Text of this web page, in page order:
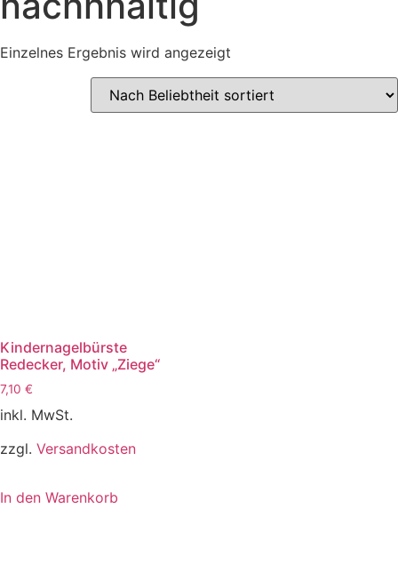
Einzelnes Ergebnis wird angezeigt
Kindernagelbürste
Redecker, Motiv „Ziege“
7,10 €
inkl. MwSt.
zzgl. Versandkosten
In den Warenkorb